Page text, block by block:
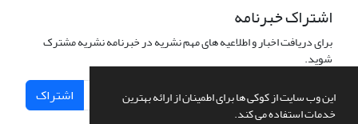
این وب سایت از کوکی ها برای اطمینان از ارائه بهترین
خدمات استفاده می کند.
اشتراک خبرنامه
برای دریافت اخبار و اطلاعیه های مهم نشریه در خبرنامه نشریه مشترک
شوید.
اشتراک